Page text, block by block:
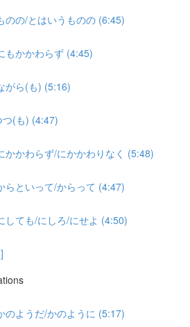
のの/とはいうものの (6:45)
もかかわらず (4:45)
がら(も) (5:16)
(も) (4:47)
かかわらず/にかかわりなく (5:48)
らといって/からって (4:47)
しても/にしろ/にせよ (4:50)
のようだ/かのように (5:17)